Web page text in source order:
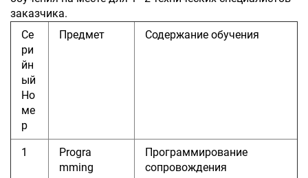
заказчика.
Се
ри
йн
ый
Но
ме
р
Предмет Содержание обучения
1
Progra
mming
Программирование
сопровождения